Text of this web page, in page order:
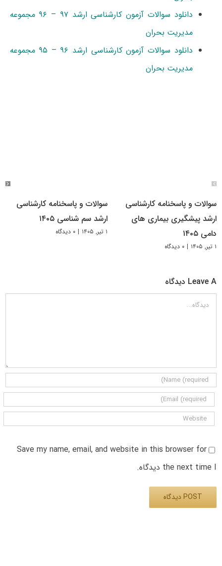
دانلود سوالات آزمون کارشناسی ارشد ۹۷ – ۹۶ مجموعه
مدیریت بحران
دانلود سوالات آزمون کارشناسی ارشد ۹۶ – ۹۵ مجموعه
مدیریت بحران
سوالات و پاسخنامه کارشناسی
ارشد پیشگیری بیماری های
دامی ۱۴۰۵
۱ تیر, ۱۴۰۵ | ۰ دیدگاه
سوالات و پاسخنامه کارشناسی
ارشد سم شناسی ۱۴۰۵
۱ تیر, ۱۴۰۵ | ۰ دیدگاه
Leave A دیدگاه
دیدگاه
Save my name, email, and website in this browser for
the next time I دیدگاه.